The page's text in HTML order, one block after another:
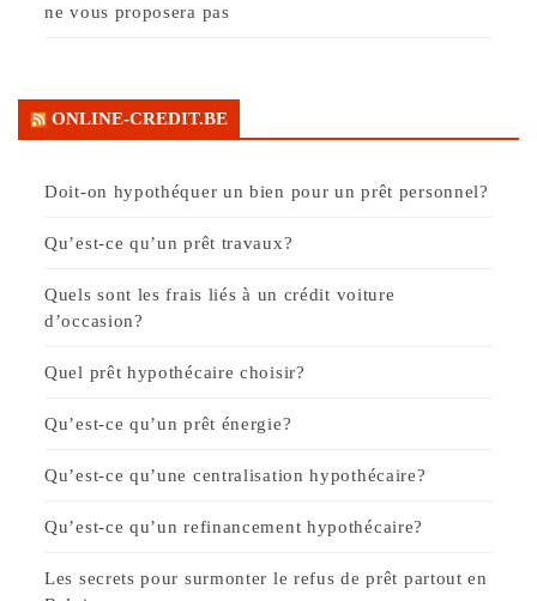
ne vous proposera pas
ONLINE-CREDIT.BE
Doit-on hypothéquer un bien pour un prêt personnel?
Qu’est-ce qu’un prêt travaux?
Quels sont les frais liés à un crédit voiture
d’occasion?
Quel prêt hypothécaire choisir?
Qu’est-ce qu’un prêt énergie?
Qu’est-ce qu’une centralisation hypothécaire?
Qu’est-ce qu’un refinancement hypothécaire?
Les secrets pour surmonter le refus de prêt partout en